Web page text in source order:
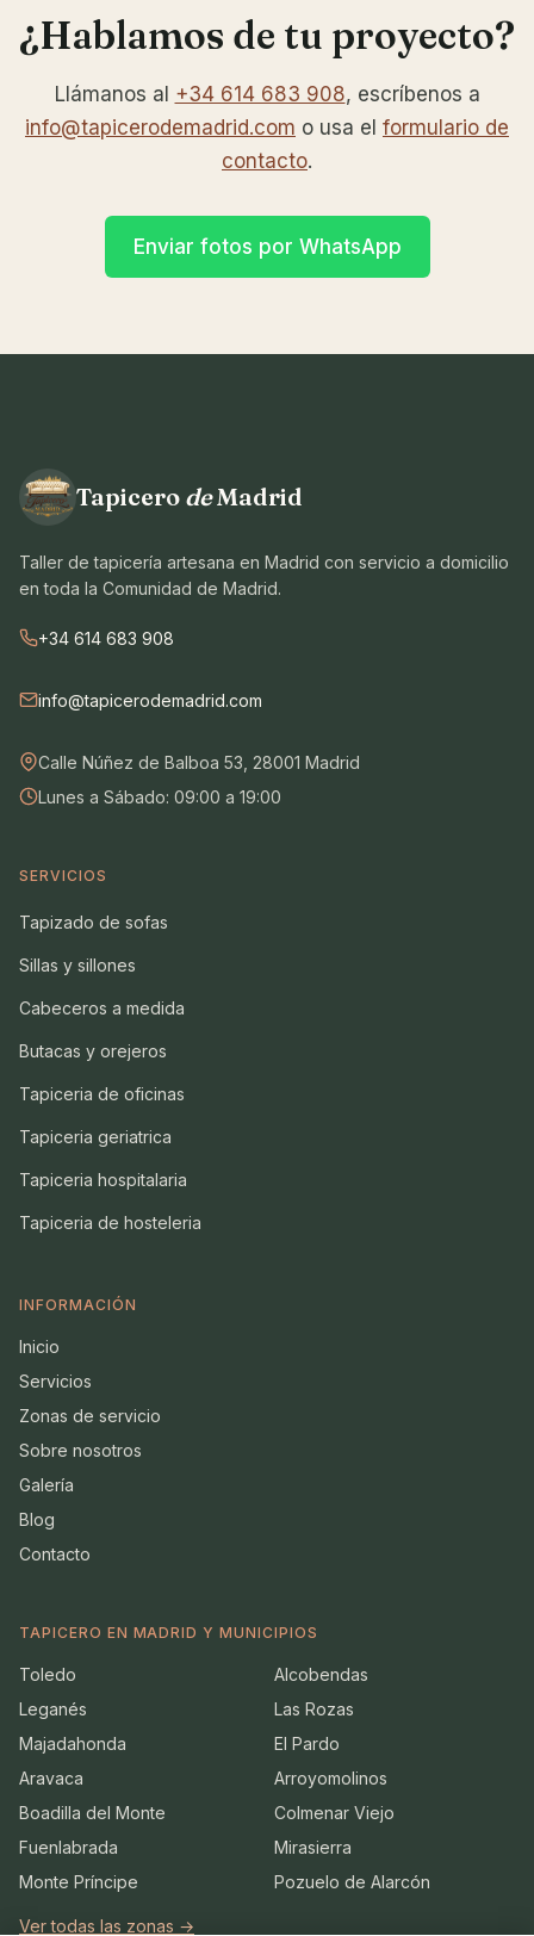
¿Hablamos de tu proyecto?
Llámanos al +34 614 683 908, escríbenos a
info@tapicerodemadrid.com o usa el formulario de
contacto.
Enviar fotos por WhatsApp
Tapicero deMadrid
Taller de tapicería artesana en Madrid con servicio a domicilio
en toda la Comunidad de Madrid.
+34 614 683 908
info@tapicerodemadrid.com
Calle Núñez de Balboa 53, 28001 Madrid
Lunes a Sábado: 09:00 a 19:00
SERVICIOS
Tapizado de sofas
Sillas y sillones
Cabeceros a medida
Butacas y orejeros
Tapiceria de oficinas
Tapiceria geriatrica
Tapiceria hospitalaria
Tapiceria de hosteleria
INFORMACIÓN
Inicio
Servicios
Zonas de servicio
Sobre nosotros
Galería
Blog
Contacto
TAPICERO EN MADRID Y MUNICIPIOS
Toledo
Alcobendas
Leganés
Las Rozas
Majadahonda
El Pardo
Aravaca
Arroyomolinos
Boadilla del Monte
Colmenar Viejo
Fuenlabrada
Mirasierra
Monte Príncipe
Pozuelo de Alarcón
Ver todas las zonas →